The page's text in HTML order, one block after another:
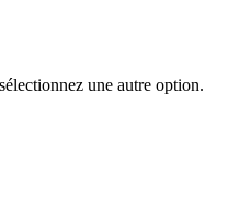
une autre option.